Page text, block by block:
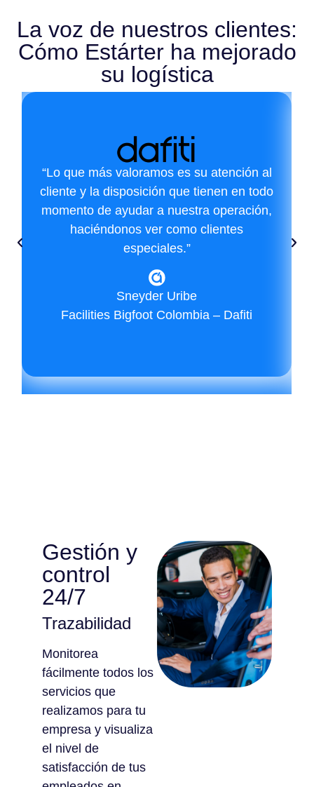
La voz de nuestros clientes:
Cómo Estárter ha mejorado
su logística
“Lo que más valoramos es su atención al
cliente y la disposición que tienen en todo
momento de ayudar a nuestra operación,
haciéndonos ver como clientes
especiales.”
Sneyder Uribe
Facilities Bigfoot Colombia – Dafiti
Gestión y
control
24/7
Trazabilidad
Monitorea
fácilmente todos los
servicios que
realizamos para tu
empresa y visualiza
el nivel de
satisfacción de tus